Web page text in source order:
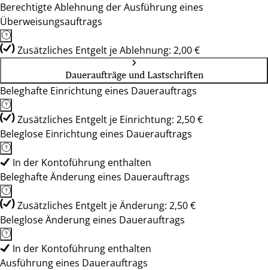
Berechtigte Ablehnung der Ausführung eines
Überweisungsauftrags
Zusätzliches Entgelt je Ablehnung: 2,00 €
Daueraufträge und Lastschriften
Beleghafte Einrichtung eines Dauerauftrags
Zusätzliches Entgelt je Einrichtung: 2,50 €
Beleglose Einrichtung eines Dauerauftrags
In der Kontoführung enthalten
Beleghafte Änderung eines Dauerauftrags
Zusätzliches Entgelt je Änderung: 2,50 €
Beleglose Änderung eines Dauerauftrags
In der Kontoführung enthalten
Ausführung eines Dauerauftrags